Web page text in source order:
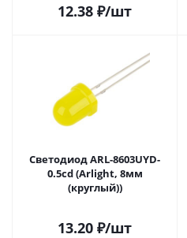
12.38 ₽/шт
Светодиод ARL-8603UYD-
0.5cd (Arlight, 8мм
(круглый))
13.20 ₽/шт